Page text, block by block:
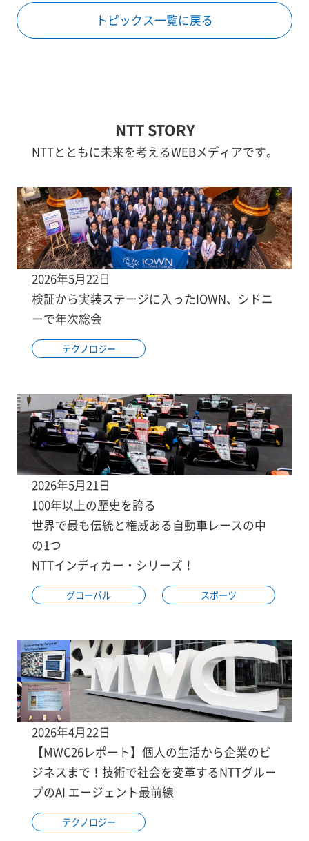
トピックス一覧に戻る
NTT STORY
NTTとともに未来を考えるWEBメディアです。
2026年5月22日
検証から実装ステージに入ったIOWN、シドニ
ーで年次総会
テクノロジー
2026年5月21日
100年以上の歴史を誇る
世界で最も伝統と権威ある自動車レースの中
の1つ
NTTインディカー・シリーズ！
グローバル スポーツ
2026年4月22日
【MWC26レポート】個人の生活から企業のビ
ジネスまで！技術で社会を変革するNTTグルー
プのAI エージェント最前線
テクノロジー